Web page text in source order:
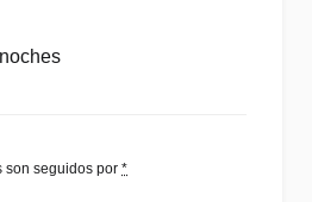
son seguidos por *